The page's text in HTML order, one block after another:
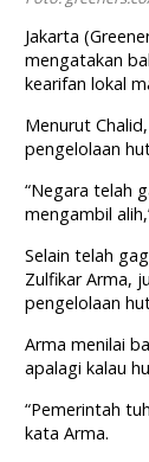
Jakarta
mengatakan
kearifan lokal
Menurut
pengelolaan
“Negara telah
mengambil
Selain telah
Zulfikar Arma,
pengelolaan
Arma menilai
apalagi kalau
“Pemerintah
kata Arma.